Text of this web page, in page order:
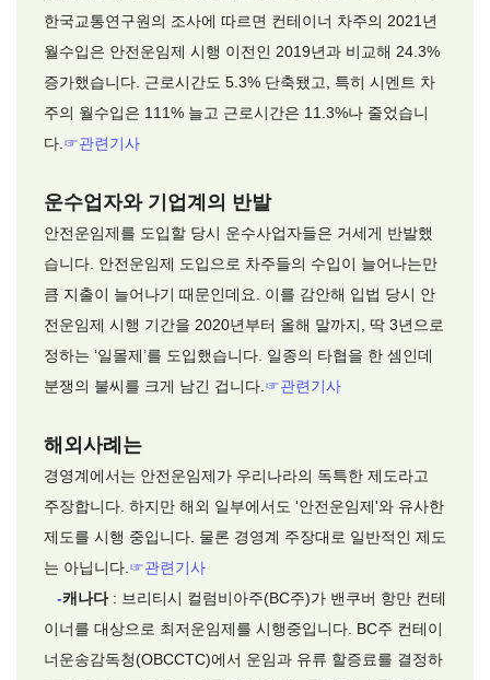
한국교통연구원의 조사에 따르면 컨테이너 차주의 2021년
월수입은 안전운임제 시행 이전인 2019년과 비교해 24.3%
증가했습니다. 근로시간도 5.3% 단축됐고, 특히 시멘트 차
주의 월수입은 111% 늘고 근로시간은 11.3%나 줄었습니
다. ☞관련기사
운수업자와 기업계의 반발
안전운임제를 도입할 당시 운수사업자들은 거세게 반발했
습니다. 안전운임제 도입으로 차주들의 수입이 늘어나는만
큼 지출이 늘어나기 때문인데요. 이를 감안해 입법 당시 안
전운임제 시행 기간을 2020년부터 올해 말까지, 딱 3년으로
정하는 ‘일몰제’를 도입했습니다. 일종의 타협을 한 셈인데
분쟁의 불씨를 크게 남긴 겁니다. ☞관련기사
해외사례는
경영계에서는 안전운임제가 우리나라의 독특한 제도라고
주장합니다. 하지만 해외 일부에서도 '안전운임제'와 유사한
제도를 시행 중입니다. 물론 경영계 주장대로 일반적인 제도
는 아닙니다. ☞관련기사
-캐나다 : 브리티시 컬럼비아주(BC주)가 밴쿠버 항만 컨테
이너를 대상으로 최저운임제를 시행중입니다. BC주 컨테이
너운송감독청(OBCCTC)에서 운임과 유류 할증료를 결정하